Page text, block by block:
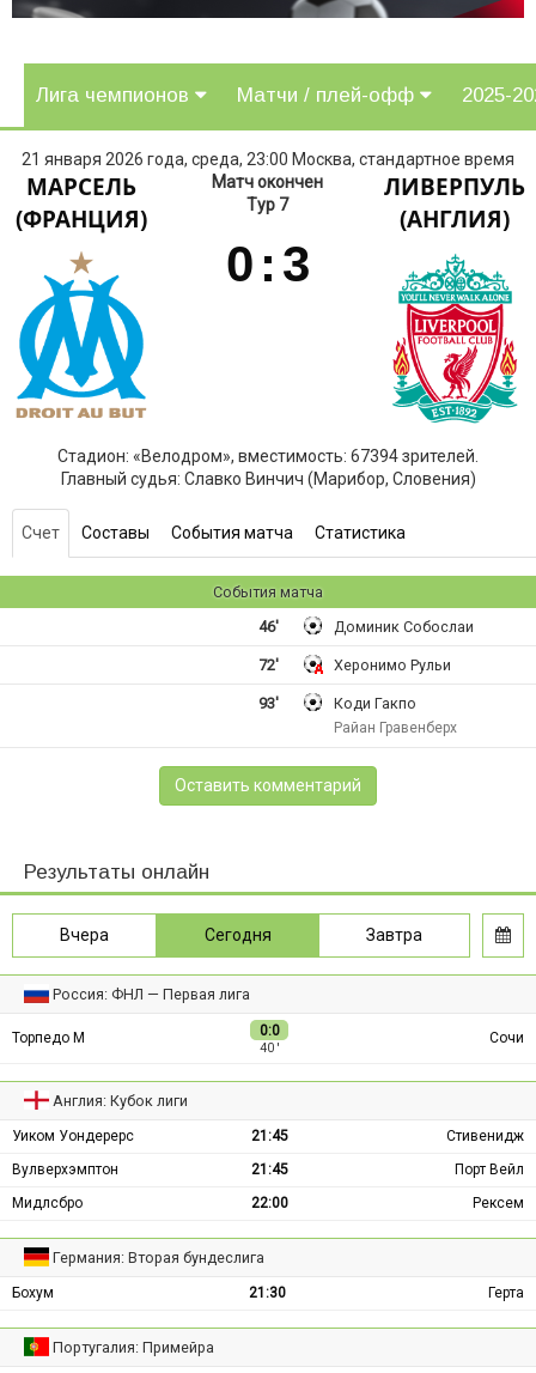
Лига чемпионов Матчи / плей-офф 2025-
21 января 2026 года, среда, 23:00 Москва, стандартное время
МАРСЕЛЬ
(ФРАНЦИЯ)
Матч окончен
Тур 7
0 : 3
ЛИВЕРПУЛЬ
(АНГЛИЯ)
Стадион: «Велодром», вместимость: 67394 зрителей.
Главный судья: Славко Винчич (Марибор, Словения)
Счет Составы События матча Статистика
События матча
46'
Доминик Собослаи
72' Херонимо Рульи
93' Коди Гакпо
Райан Гравенберх
Оставить комментарий
Результаты онлайн
Вчера Сегодня Завтра
Россия: ФНЛ — Первая лига
Торпедо М 0:0
40 ′
Сочи
Англия: Кубок лиги
Уиком Уондерерс 21:45
Стивенидж
Вулверхэмптон
21:45
Порт Вейл
Мидлсбро
22:00 Рексем
Германия: Вторая бундеслига
Бохум 21:30 Герта
Португалия: Примейра